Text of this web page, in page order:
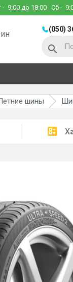
- 9:00 до 18:00 Сб -
(050)
шины